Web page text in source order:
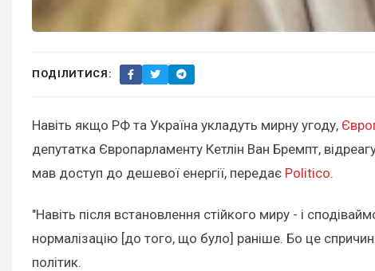
ПОДІЛИТИСЯ:
Навіть якщо РФ та Україна укладуть мирну угоду,
депутатка Європарламенту Кетлін Ван Бремпт,
мав доступ до дешевої енергії, передає Politico.
"Навіть після встановлення стійкого миру - і
нормалізацію [до того, що було] раніше. Бо це
політик.